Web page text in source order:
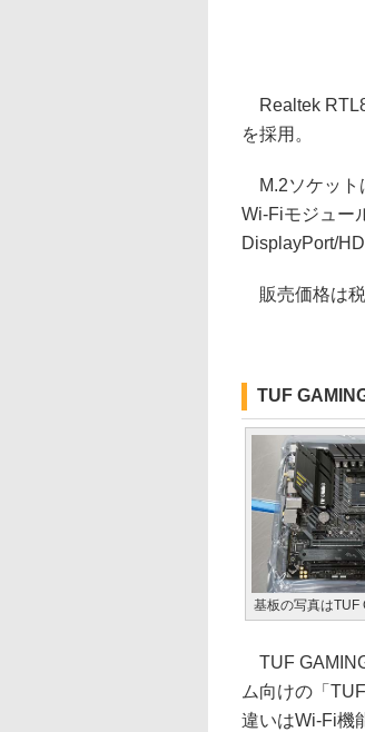
Realtek
を採用。
M.2ソケット
Wi-Fiモジュー
DisplayPort/
販売価格は税
TUF
基板の写真はTUF
TUF
ム向けの「
違いはWi-Fi機